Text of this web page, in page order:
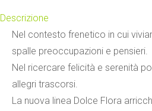
Descrizione
Nel contesto frenetico in cui
spalle preoccupazioni e pensieri.
Nel ricercare felicità e serenità
allegri trascorsi.
La nuova linea Dolce Flora